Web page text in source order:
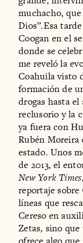
muchacho,
Dios”.Esa
Coogan en el
donde se
me reveló la
Coahuila visto
formación de
drogas hasta
reclusorio y la
ya fuera con
Rubén Moreira
estado. Unos
de 2013, el
New York Times
reportaje sobre
líneas que
Cereso en
Zetas, sino